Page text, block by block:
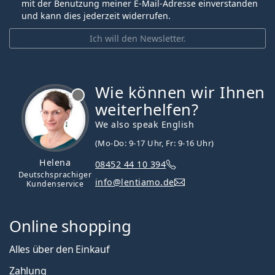
Ich will den Newsletter.
mit der Benutzung meiner E-Mail-Adresse einverstanden
und kann dies jederzeit widerrufen.
Helena
Deutschsprachiger
Kundenservice
Wie können wir Ihnen
weiterhelfen?
We also speak English
(Mo-Do: 9-17 Uhr, Fr: 9-16 Uhr)
08452 44 10 394
info@lentiamo.de
Online shopping
Alles über den Einkauf
Zahlung